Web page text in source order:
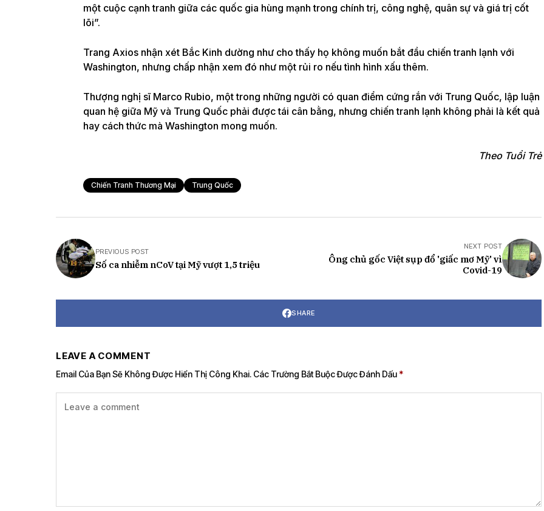
một cuộc cạnh tranh giữa các quốc gia hùng mạnh trong chính trị, công nghệ, quân sự và giá trị cốt
lõi”.
Trang Axios nhận xét Bắc Kinh dường như cho thấy họ không muốn bắt đầu chiến tranh lạnh với
Washington, nhưng chấp nhận xem đó như một rủi ro nếu tình hình xấu thêm.
Thượng nghị sĩ Marco Rubio, một trong những người có quan điểm cứng rắn với Trung Quốc, lập luận
quan hệ giữa Mỹ và Trung Quốc phải được tái cân bằng, nhưng chiến tranh lạnh không phải là kết quả
hay cách thức mà Washington mong muốn.
Theo Tuổi Trẻ
Chiến Tranh Thương Mại Trung Quốc
PREVIOUS POST
Số ca nhiễm nCoV tại Mỹ vượt 1,5 triệu
NEXT POST
Ông chủ gốc Việt sụp đổ 'giấc mơ Mỹ' vì
Covid-19
SHARE
LEAVE A COMMENT
Email Của Bạn Sẽ Không Được Hiển Thị Công Khai. Các Trường Bắt Buộc Được Đánh Dấu *